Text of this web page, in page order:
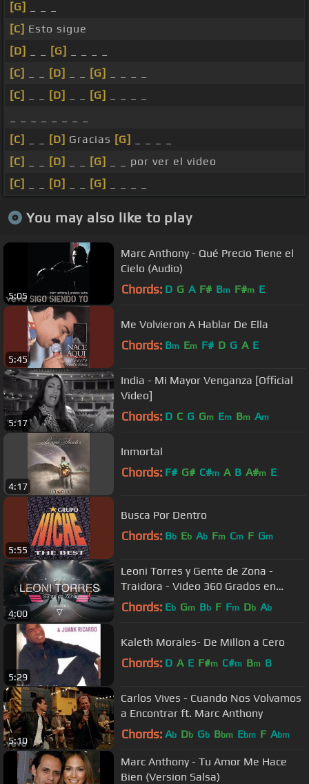
[G]
[C] Esto sigue
[D]
[G]
[C]
[D] [G]
[C]
[D] [G]
[C]
[D] Gracias [G]
[C]
[D] [G]
_ _ por ver el video
[C]
[D] [G]
You may also like to play
5:05
Marc Anthony - Qué Precio Tiene el
Cielo (Audio)
Chords: D G A F# Bm F#m E
5:45
Me Volvieron A Hablar De Ella
Chords: Bm Em F# D G A E
5:17
India - Mi Mayor Venganza [Official
Video]
Chords: D C G Gm Em Bm Am
4:17
Inmortal
Chords: F# G# C#m A B A#m E
5:55
Busca Por Dentro
Chords: Bb Eb Ab Fm Cm F Gm
4:00
Leoni Torres y Gente de Zona -
Traidora - Video 360 Grados en
Miami
Chords: Eb Gm Bb F Fm Db Ab
5:29
Kaleth Morales- De Millon a Cero
Chords: D A E F#m C#m Bm B
5:10
Carlos Vives - Cuando Nos Volvamos
a Encontrar ft. Marc Anthony
Chords: Ab Db Gb Bbm Ebm F Abm
Marc Anthony - Tu Amor Me Hace
Bien (Version Salsa)